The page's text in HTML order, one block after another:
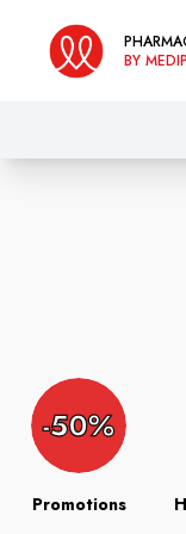
BY
Promotions